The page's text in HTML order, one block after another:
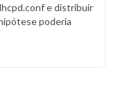
e distribuir
poderia